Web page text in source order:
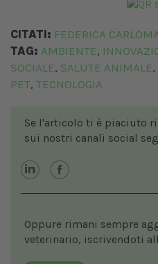
CITATI: FEDERICA
TAG: AMBIENTE,
SOCIALE, SALUTE ANIMALE,
PET, TECNOLOGIA
Se l'articolo ti è piaciuto
sui nostri canali social
Oppure rimani sempre
veterinario, iscrivendoti